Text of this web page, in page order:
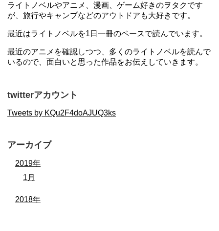
ライトノベルやアニメ、漫画、ゲーム好きのヲタクです
が、旅行やキャンプなどのアウトドアも大好きです。
最近はライトノベルを1日一冊のペースで読んでいます。
最近のアニメを確認しつつ、多くのライトノベルを読んで
いるので、面白いと思った作品をお伝えしていきます。
twitterアカウント
Tweets by KQu2F4doAJUQ3ks
アーカイブ
2019年
1月
2018年